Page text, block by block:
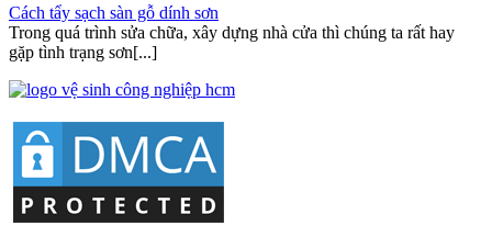
Cách tẩy sạch sàn gỗ dính sơn
Trong quá trình sửa chữa, xây dựng nhà cửa thì chúng ta rất hay
gặp tình trạng sơn[...]